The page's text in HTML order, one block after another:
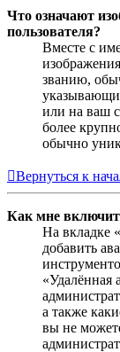
Что означают
пользователя?
Вместе с
званию,
или на ваш
более
обычно
Вернуться к
Как мне
На вкладке
добавить
«Удалённая
а также
вы не